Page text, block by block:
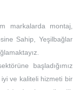
markalarda montaj,
Sahip, Yeşilbağlar
başladığımız
ve kaliteli hizmeti bir